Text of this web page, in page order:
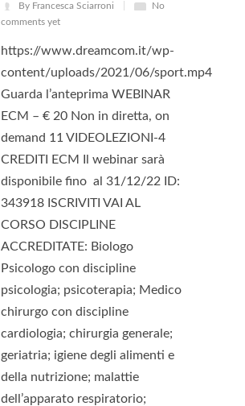
By Francesca Sciarroni
No
comments yet
https://www.dreamcom.it/wp-
content/uploads/2021/06/sport.mp4
Guarda l’anteprima WEBINAR
ECM – € 20 Non in diretta, on
demand 11 VIDEOLEZIONI-4
CREDITI ECM Il webinar sarà
disponibile fino al 31/12/22 ID:
343918 ISCRIVITI VAI AL
CORSO DISCIPLINE
ACCREDITATE: Biologo
Psicologo con discipline
psicologia; psicoterapia; Medico
chirurgo con discipline
cardiologia; chirurgia generale;
geriatria; igiene degli alimenti e
della nutrizione; malattie
dell’apparato respiratorio;